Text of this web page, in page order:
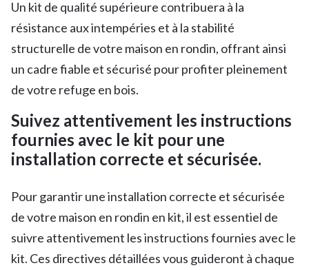
Un kit de qualité supérieure contribuera à la
résistance aux intempéries et à la stabilité
structurelle de votre maison en rondin, offrant ainsi
un cadre fiable et sécurisé pour profiter pleinement
de votre refuge en bois.
Suivez attentivement les instructions
fournies avec le kit pour une
installation correcte et sécurisée.
Pour garantir une installation correcte et sécurisée
de votre maison en rondin en kit, il est essentiel de
suivre attentivement les instructions fournies avec le
kit. Ces directives détaillées vous guideront à chaque